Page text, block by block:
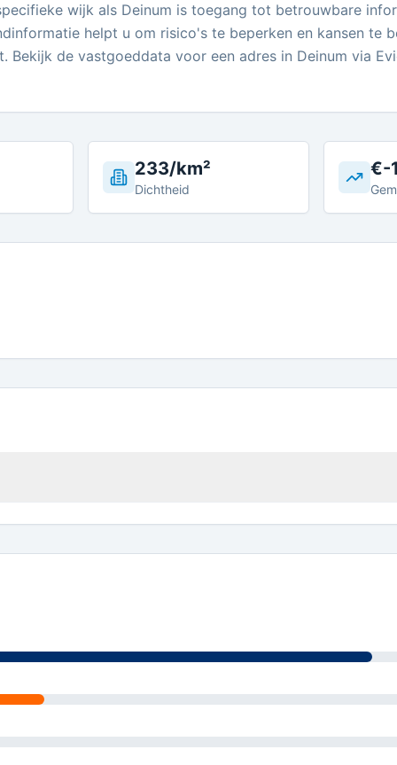
wijk als Deinum is toegang tot betrouwbare
helpt u om risico's te beperken en kansen te
de vastgoeddata voor een adres in Deinum via
233/km²
Dichtheid
€-